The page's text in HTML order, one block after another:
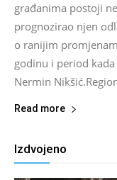
građanima postoji
prognozirao njen
o ranijim
godinu i period
Nermin
Read more
Izdvojeno